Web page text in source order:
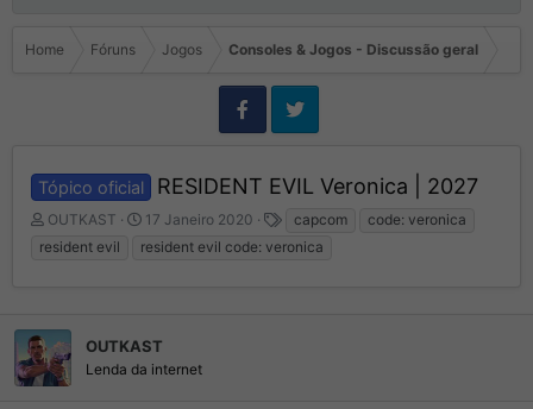
Home Fóruns Jogos Consoles & Jogos - Discussão geral
Tópico oficial RESIDENT EVIL Veronica | 2027
I
d
o
r
OUTKAST
D
I
n
17 Janeiro 2020 capcom
code: veronica
resident evil
resident evil code: veronica
OUTKAST
Lenda da internet